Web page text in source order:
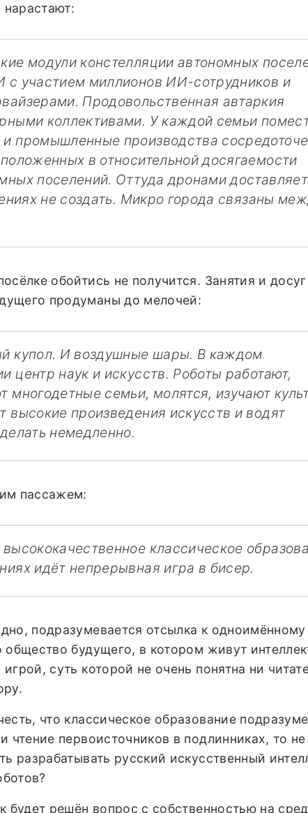
модули констелляции автономных
с участием миллионов ИИ-сотрудников и
Продовольственная автаркия
коллективами. У каждой семьи
промышленные производства
в относительной досягаемости
поселений. Оттуда дронами
не создать. Микро города связаны
обойтись не получится. Занятия и
продуманы до мелочей:
купол. И воздушные шары. В каждом
центр наук и искусств. Роботы работают,
многодетные семьи, молятся, изучают
произведения искусств и водят
немедленно.
пассажем:
классическое
идёт непрерывная игра в бисер.
подразумевается отсылка к
общество будущего, в котором живут
суть которой не очень понятна ни
что классическое образование
чтение первоисточников в подлинниках, то
разрабатывать русский искусственный
будет решён вопрос с собственностью на